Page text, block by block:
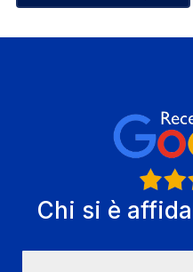
Chi si è